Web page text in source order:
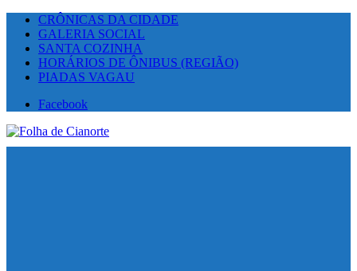
CRÔNICAS DA CIDADE
GALERIA SOCIAL
SANTA COZINHA
HORÁRIOS DE ÔNIBUS (REGIÃO)
PIADAS VAGAU
Facebook